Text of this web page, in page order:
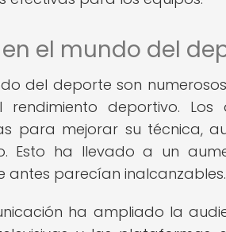
el mundo del
del deporte son
deportivo. Los
para mejorar su técnica,
Esto ha llevado a un
antes parecían inalcanzables.
ha ampliado la